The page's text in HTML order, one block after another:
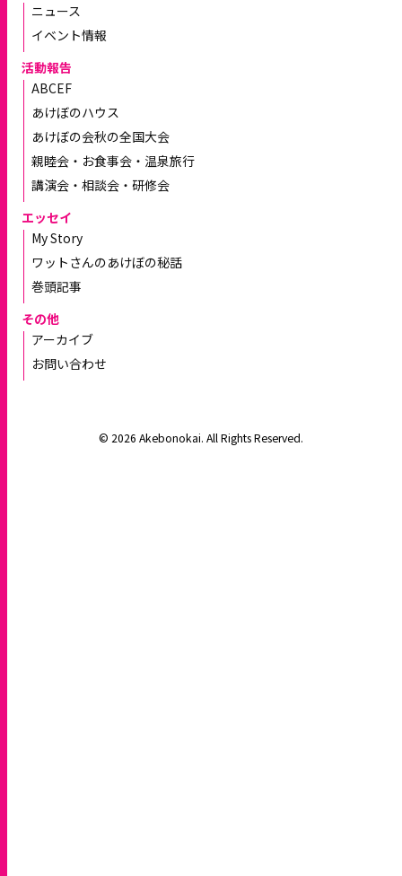
ニュース
イベント情報
活動報告
ABCEF
あけぼのハウス
あけぼの会秋の全国大会
親睦会・お食事会・温泉旅行
講演会・相談会・研修会
エッセイ
My Story
ワットさんのあけぼの秘話
巻頭記事
その他
アーカイブ
お問い合わせ
© 2026 Akebonokai. All Rights Reserved.